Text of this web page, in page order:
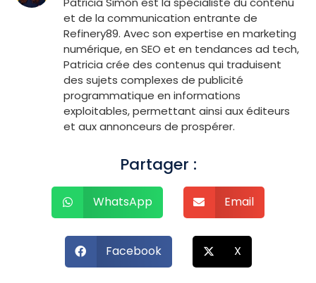
et de la communication entrante de
Refinery89. Avec son expertise en marketing
numérique, en SEO et en tendances ad tech,
Patricia crée des contenus qui traduisent
des sujets complexes de publicité
programmatique en informations
exploitables, permettant ainsi aux éditeurs
et aux annonceurs de prospérer.
Partager :
WhatsApp Email
Facebook X